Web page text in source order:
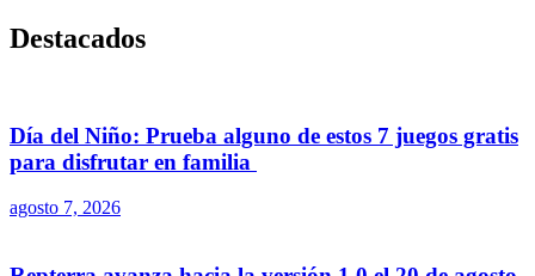
Destacados
Día del Niño: Prueba alguno de estos 7 juegos gratis
para disfrutar en familia
agosto 7, 2026